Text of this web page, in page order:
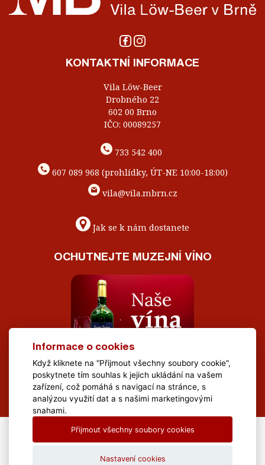
KONTAKTNÍ INFORMACE
Vila Löw-Beer
Drobného 22
602 00 Brno
IČO: 00089257
733 542 400
607 089 968 (prohlídky, ÚT-NE 10:00-18:00)
vila@vila.mbrn.cz
Jak se k nám dostanete
OCHUTNEJTE MUZEJNÍ VÍNO
All Rights Reserved Muzeum Brněnska © 2020, Webdesign by
Informace o cookies
Když kliknete na "Přijmout všechny soubory cookie",
poskytnete tím souhlas k jejich ukládání na vašem
zařízení, což pomáhá s navigací na stránce, s
analýzou využití dat a s našimi marketingovými
snahami.
Přijmout všechny soubory cookies
Nastavení cookies